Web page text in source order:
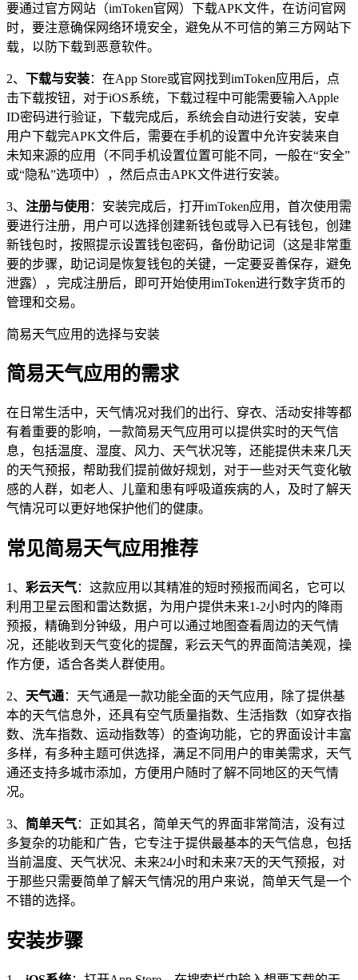
要通过官方网站（imToken官网）下载APK文件，在访问官网
时，要注意确保网络环境安全，避免从不可信的第三方网站下
载，以防下载到恶意软件。
2、 下载与安装：在App Store或官网找到imToken应用后，点
击下载按钮，对于iOS系统，下载过程中可能需要输入Apple
ID密码进行验证，下载完成后，系统会自动进行安装，安卓
用户下载完APK文件后，需要在手机的设置中允许安装来自
未知来源的应用（不同手机设置位置可能不同，一般在“安全”
或“隐私”选项中），然后点击APK文件进行安装。
3、 注册与使用 ：安装完成后，打开imToken应用，首次使用需
要进行注册，用户可以选择创建新钱包或导入已有钱包，创建
新钱包时，按照提示设置钱包密码，备份助记词（这是非常重
要的步骤，助记词是恢复钱包的关键，一定要妥善保存，避免
泄露），完成注册后，即可开始使用imToken进行数字货币的
管理和交易。
简易天气应用的选择与安装
简易天气应用的需求
在日常生活中，天气情况对我们的出行、穿衣、活动安排等都
有着重要的影响，一款简易天气应用可以提供实时的天气信
息，包括温度、湿度、风力、天气状况等，还能提供未来几天
的天气预报，帮助我们提前做好规划，对于一些对天气变化敏
感的人群，如老人、儿童和患有呼吸道疾病的人，及时了解天
气情况可以更好地保护他们的健康。
常见简易天气应用推荐
1、 彩云天气：这款应用以其精准的短时预报而闻名，它可以
利用卫星云图和雷达数据，为用户提供未来1-2小时内的降雨
预报，精确到分钟级，用户可以通过地图查看周边的天气情
况，还能收到天气变化的提醒，彩云天气的界面简洁美观，操
作方便，适合各类人群使用。
2、 天气通：天气通是一款功能全面的天气应用，除了提供基
本的天气信息外，还具有空气质量指数、生活指数（如穿衣指
数、洗车指数、运动指数等）的查询功能，它的界面设计丰富
多样，有多种主题可供选择，满足不同用户的审美需求，天气
通还支持多城市添加，方便用户随时了解不同地区的天气情
况。
3、 简单天气：正如其名，简单天气的界面非常简洁，没有过
多复杂的功能和广告，它专注于提供最基本的天气信息，包括
当前温度、天气状况、未来24小时和未来7天的天气预报，对
于那些只需要简单了解天气情况的用户来说，简单天气是一个
不错的选择。
安装步骤